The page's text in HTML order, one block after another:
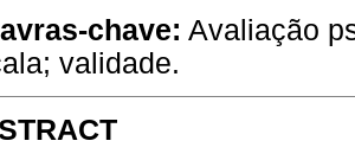
chave: Avaliação
validade.